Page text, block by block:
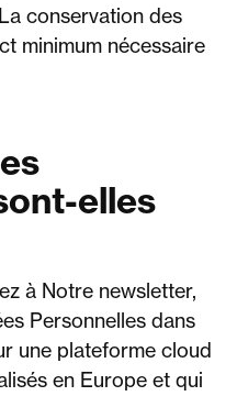
conservation des
minimum nécessaire
elles
à Notre newsletter,
Personnelles dans
une plateforme cloud
en Europe et qui